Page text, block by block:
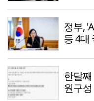
정부,
등 4대
한달
원구